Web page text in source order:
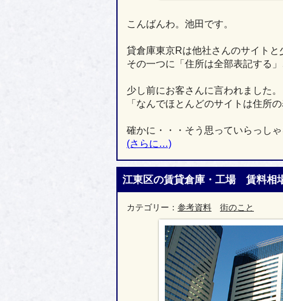
こんばんわ。池田です。
貸倉庫東京Rは他社さんのサイトと
その一つに「住所は全部表記する」
少し前にお客さんに言われました。
「なんでほとんどのサイトは住所
確かに・・・そう思っていらっし
(さらに…)
江東区の賃貸倉庫・工場 賃料相
カテゴリー： 参考資料 街のこと